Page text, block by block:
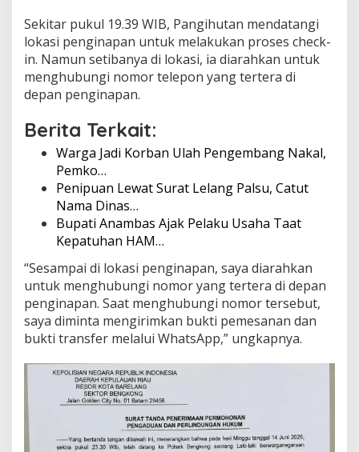
a
i
K
o
r
n
P
i
p
u
a
n
d
B
a
t
a
Sekitar pukul 19.39 WIB, Pangihutan mendatangi
lokasi penginapan untuk melakukan proses check-
in. Namun setibanya di lokasi, ia diarahkan untuk
menghubungi nomor telepon yang tertera di
depan penginapan.
Berita Terkait:
Warga Jadi Korban Ulah Pengembang Nakal,
Pemko…
Penipuan Lewat Surat Lelang Palsu, Catut
Nama Dinas…
Bupati Anambas Ajak Pelaku Usaha Taat
Kepatuhan HAM…
“Sesampai di lokasi penginapan, saya diarahkan
untuk menghubungi nomor yang tertera di depan
penginapan. Saat menghubungi nomor tersebut,
saya diminta mengirimkan bukti pemesanan dan
bukti transfer melalui WhatsApp,” ungkapnya.